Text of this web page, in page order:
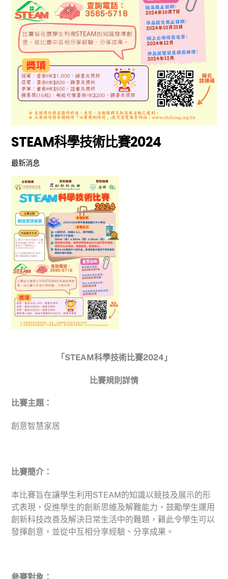
STEAM科學技術比賽2024
最新消息
「 STEAM科學技術比賽2024」
比賽規則詳情
比賽主題：
創意智慧家居
比賽簡介：
本比賽旨在讓學生利用STEAM的知識以競技及展示的形
式表現，促進學生的創新思維及解難能力，鼓勵學生運用
創新科技改善及解決日常生活中的難題，籍此令學生可以
發揮創意，並從中互相分享經驗、分享成果。